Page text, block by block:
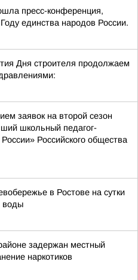
пресс-конференция,
единства народов России.
Дня строителя продолжаем
заявок на второй сезон
школьный педагог-
Российского общества
в Ростове на сутки
воды
задержан местный
наркотиков